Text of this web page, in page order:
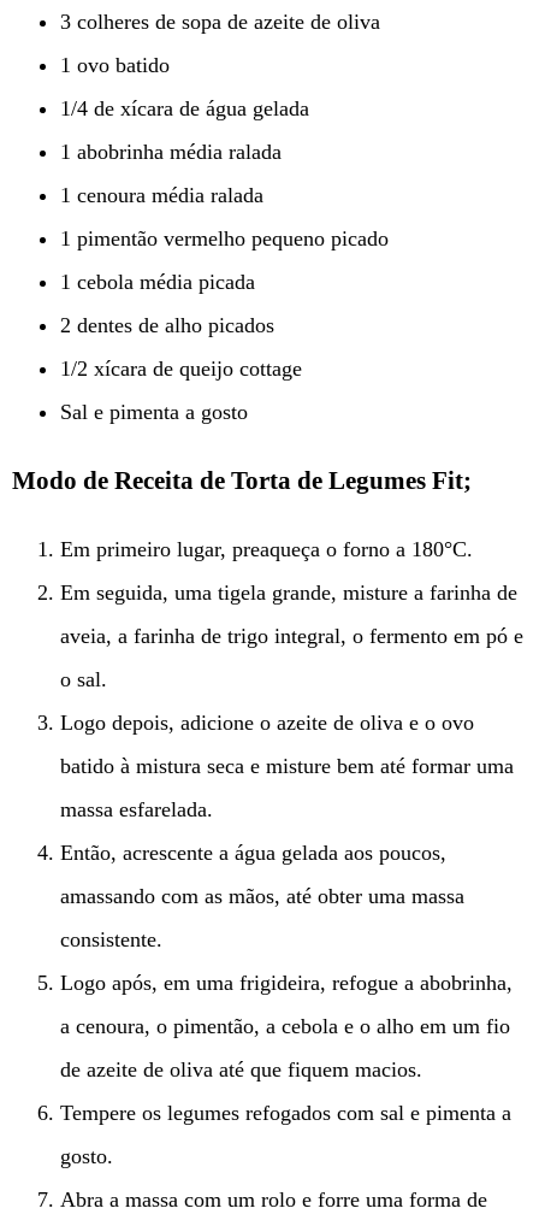
3 colheres de sopa de azeite de oliva
1 ovo batido
1/4 de xícara de água gelada
1 abobrinha média ralada
1 cenoura média ralada
1 pimentão vermelho pequeno picado
1 cebola média picada
2 dentes de alho picados
1/2 xícara de queijo cottage
Sal e pimenta a gosto
Modo de Receita de Torta de Legumes Fit;
Em primeiro lugar, preaqueça o forno a 180°C.
Em seguida, uma tigela grande, misture a farinha de
aveia, a farinha de trigo integral, o fermento em pó e
o sal.
Logo depois, adicione o azeite de oliva e o ovo
batido à mistura seca e misture bem até formar uma
massa esfarelada.
Então, acrescente a água gelada aos poucos,
amassando com as mãos, até obter uma massa
consistente.
Logo após, em uma frigideira, refogue a abobrinha,
a cenoura, o pimentão, a cebola e o alho em um fio
de azeite de oliva até que fiquem macios.
Tempere os legumes refogados com sal e pimenta a
gosto.
Abra a massa com um rolo e forre uma forma de